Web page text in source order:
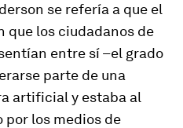
se refería a que el
que los ciudadanos de
entre sí –el grado
parte de una
artificial y estaba al
los medios de